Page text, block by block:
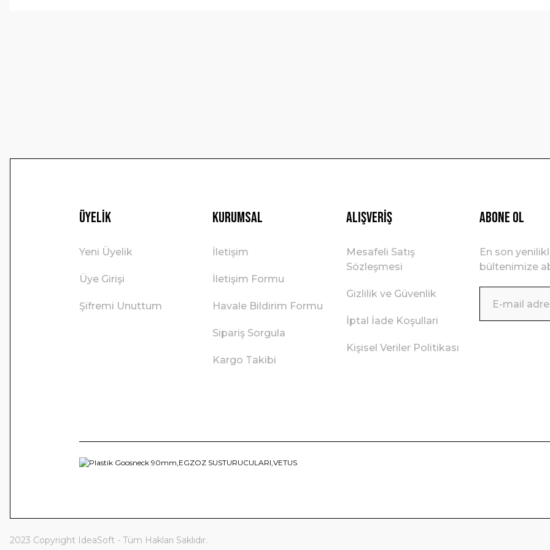
Üyelik
Yeni Üyelik
Üye Girişi
Şifremi Unuttum
Kurumsal
İletişim
İletişim Formu
Havale Bildirim Formu
Sipariş Sorgula
Kargo Takibi
Alışveriş
Mesafeli Satış
Sözleşmesi
Gizlilik ve Güvenlik
İptal İade Koşullari
Kişisel Veriler Politikası
ABONE OL
En son
bültenimize
2023 Copyright IdeaSoft - Tüm Hakları Saklıdır.